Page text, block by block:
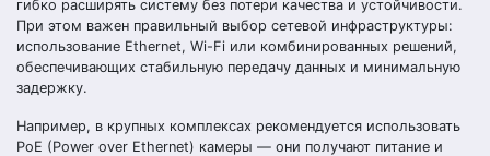
гибко расширять систему без потери качества и устойчивости.
При этом важен правильный выбор сетевой инфраструктуры:
использование Ethernet, Wi-Fi или комбинированных решений,
обеспечивающих стабильную передачу данных и минимальную
задержку.
Например, в крупных комплексах рекомендуется использовать
PoE (Power over Ethernet) камеры — они получают питание и